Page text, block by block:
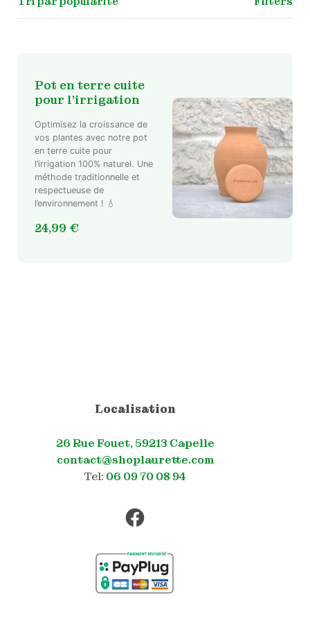
Pot en terre cuite
pour l’irrigation
Optimisez la croissance de
vos plantes avec notre pot
en terre cuite pour
l’irrigation 100% naturel. Une
méthode traditionnelle et
respectueuse de
l’environnement ! 💧
24,99 €
Localisation
26 Rue Fouet, 59213 Capelle
contact@shoplaurette.com
Tel: 06 09 70 08 94
Facebook